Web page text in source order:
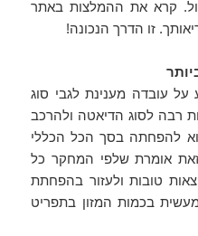
קרא את ההמלצות באתר
זו הדרך הנכונה!
עובדה מענינת לגבי סוג
רבה לסוג הדיאטה ולהרכב
להפחתה בסך הכל הכללי
אומרת שלפי המחקר כל
טובות ולעזור בהפחתת
בכמות המזון בתפריט